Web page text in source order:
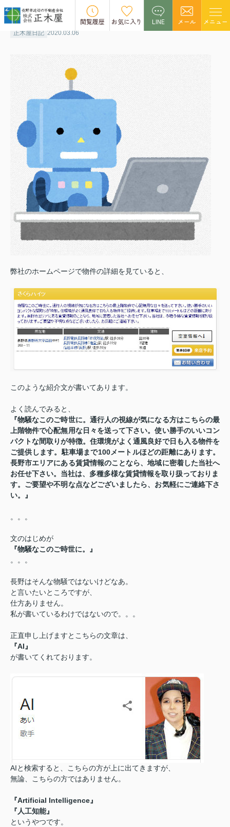
閲覧履歴 お気に入り LINE メール メニュー
AI
正木屋日記 2020.03.06
弊社のホームページで物件の詳細を見ていると、
このような紹介文が書いてあります。
よく読んでみると、
『物騒なこのご時世に。通行人の視線が気になる方はこちらの最
上階物件で心配無用な日々を送って下さい。使い勝手のいいコン
パクトな間取りが特徴。住環境がよく通風良好で日も入る物件を
ご提供します。駐車場まで100メートルほどの距離にあります。
長野市エリアにある賃貸情報のことなら、地域に密着した当社へ
お任せ下さい。当社は、多種多様な賃貸情報を取り扱っておりま
す。ご要望や不明な点などございましたら、お気軽にご連絡下さ
い。』
。。。
文のはじめが
『物騒なこのご時世に。』
。。。
長野はそんな物騒ではないけどなあ。
と言いたいところですが、
仕方ありません。
私が書いているわけではないので。。。
正直申し上げますと こちらの文章は、
『AI』
が書いてくれております。
AIと検索すると、こちらの方が上に出てきますが、
無論、こちらの方ではありません。
『Artificial Intelligence』
『人工知能』
というやつです。